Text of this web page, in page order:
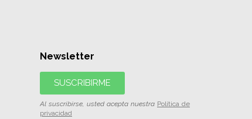
Newsletter
SUSCRIBIRME
Al suscribirse, usted acepta nuestra Política de
privacidad